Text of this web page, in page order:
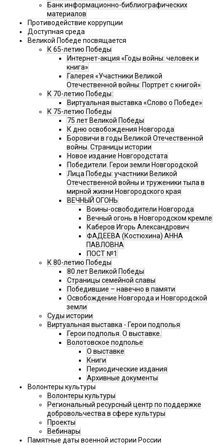
Банк информационно-библиографических
материалов
Противодействие коррупции
Доступная среда
Великой Победе посвящается
К 65-летию Победы
Интернет-акция «Годы войны: человек и
книга»
Галерея «Участники Великой
Отечественной войны: Портрет с книгой»
К 70-летию Победы:
Виртуальная выставка «Слово о Победе»
К 75-летию Победы
75 лет Великой Победы
К дню освобождения Новгорода
Боровичи в годы Великой Отечественной
войны. Страницы истории
Новое издание Новгородстата
Победители. Герои земли Новгородской
Лица Победы: участники Великой
Отечественной войны и труженики тыла в
мирной жизни Новгородского края
ВЕЧНЫЙ ОГОНЬ
Воины-освободители Новгорода
Вечный огонь в Новгородском кремле
Каберов Игорь Александрович
ФАДЕЕВА (Костюхина) АННА
ПАВЛОВНА
ПОСТ №1
К 80-летию Победы
80 лет Великой Победы
Страницы семейной славы
Победившие – навечно в памяти
Освобождение Новгорода и Новгородской
земли
Суды истории
Виртуальная выставка - Герои подполья
Герои подполья. О выставке.
Волотовское подполье
О выставке
Книги
Периодические издания
Архивные документы
Волонтеры культуры
Волонтеры культуры
Региональный ресурсный центр по поддержке
добровольчества в сфере культуры
Проекты
Вебинары
Памятные даты военной истории России